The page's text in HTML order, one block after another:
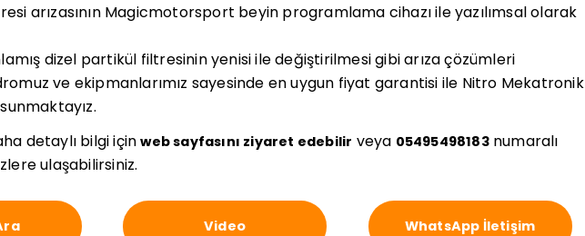
arızasının Magicmotorsport beyin programlama cihazı ile yazılımsal olarak
dizel partikül filtresinin yenisi ile değiştirilmesi gibi arıza çözümleri
ve ekipmanlarımız sayesinde en uygun fiyat garantisi ile Nitro Mekatronik
detaylı bilgi içinweb sayfasını ziyaret edebilir veya 05495498183numaralı
ulaşabilirsiniz.
Video WhatsApp İletişim